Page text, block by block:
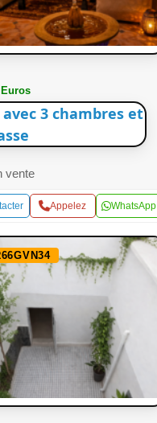
avec 3 chambres et
vente
Appelez WhatsApp